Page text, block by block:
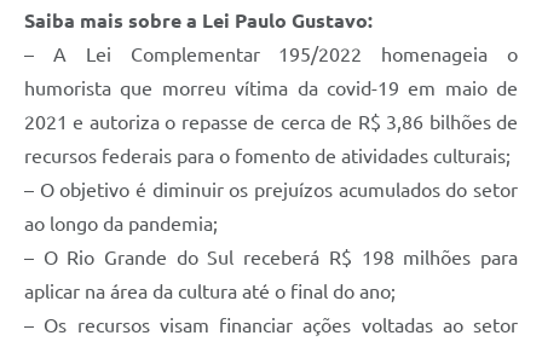
Saiba mais sobre a Lei Paulo Gustavo:
– A Lei Complementar 195/2022 homenageia o
humorista que morreu vítima da covid-19 em maio de
2021 e autoriza o repasse de cerca de R$ 3,86 bilhões de
recursos federais para o fomento de atividades culturais;
– O objetivo é diminuir os prejuízos acumulados do setor
ao longo da pandemia;
– O Rio Grande do Sul receberá R$ 198 milhões para
aplicar na área da cultura até o final do ano;
– Os recursos visam financiar ações voltadas ao setor